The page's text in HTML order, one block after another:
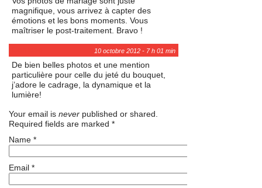
magnifique, vous arrivez à capter des
émotions et les bons moments. Vous
maîtriser le post-traitement. Bravo !
10 octobre 2012 - 7 h 01 min
De bien belles photos et une mention
particulière pour celle du jeté du bouquet,
j’adore le cadrage, la dynamique et la
lumière!
Your email is never published or shared.
Required fields are marked *
Name *
Email *